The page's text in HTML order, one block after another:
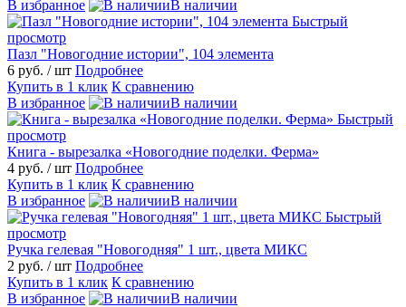
В избранное
В наличии
Быстрый
просмотр
Пазл "Новогодние истории", 104 элемента
6 руб. / шт Подробнее
Купить в 1 клик К сравнению
В избранное
В наличии
Быстрый
просмотр
Книга - вырезалка «Новогодние поделки. Ферма»
4 руб. / шт Подробнее
Купить в 1 клик К сравнению
В избранное
В наличии
Быстрый
просмотр
Ручка гелевая "Новогодняя" 1 шт., цвета МИКС
2 руб. / шт Подробнее
Купить в 1 клик К сравнению
В избранное
В наличии